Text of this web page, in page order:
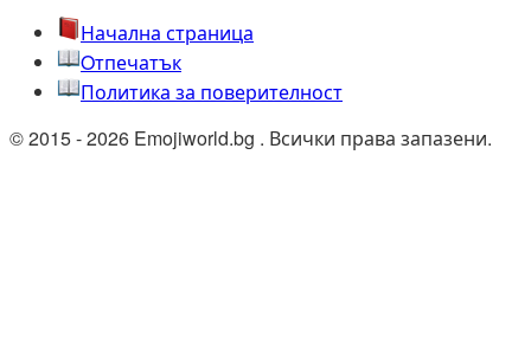
Начална страница
Oтпечатък
Политика за поверителност
© 2015 - 2026 Emojiworld.bg . Всички права запазени.